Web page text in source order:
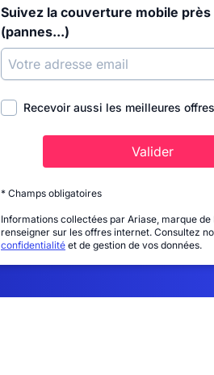
Suivez la couverture mobile
(pannes...)
Recevoir aussi les meilleures
Valider
* Champs obligatoires
Informations collectées par Ariase, marque
renseigner sur les offres internet. Consultez
confidentialité et de gestion de vos données.